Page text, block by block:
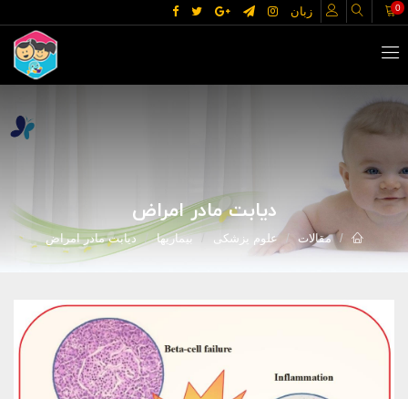
زبان 0
دیابت مادر امراض
مقالات علوم پزشکی بیماریها دیابت مادر امراض